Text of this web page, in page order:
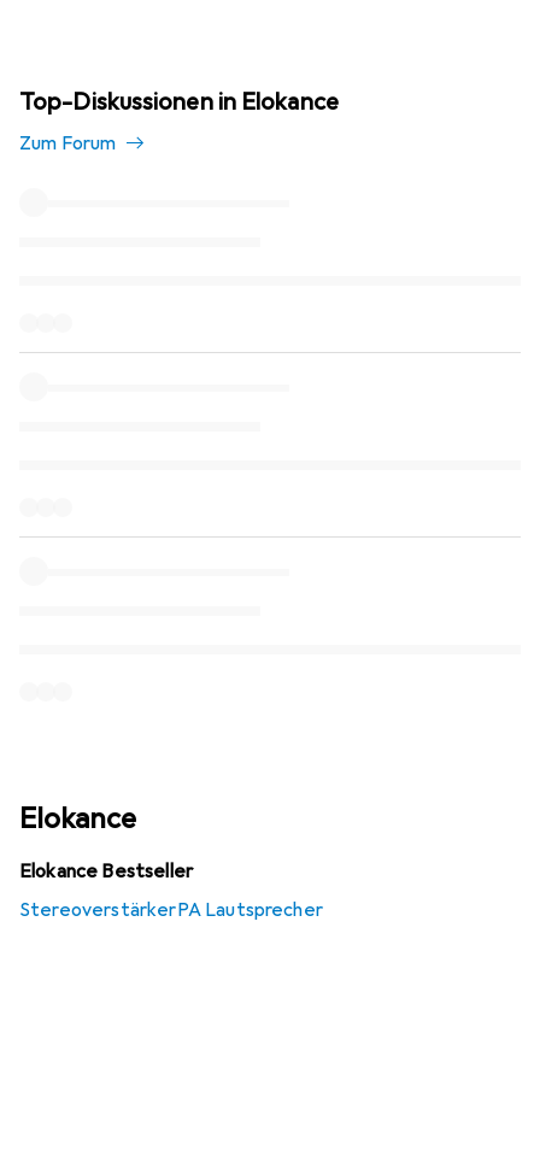
Top-Diskussionen in Elokance
Zum Forum
Elokance
Elokance Bestseller
StereoverstärkerPA Lautsprecher